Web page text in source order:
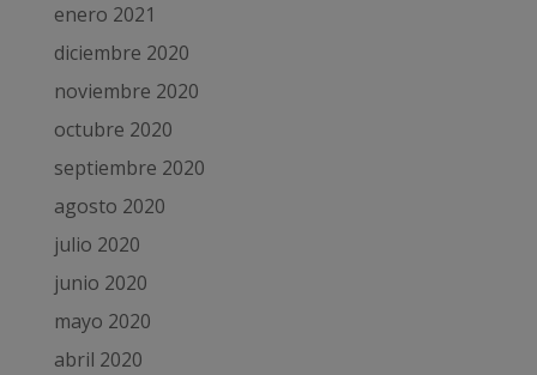
enero 2021
diciembre 2020
noviembre 2020
octubre 2020
septiembre 2020
agosto 2020
julio 2020
junio 2020
mayo 2020
abril 2020